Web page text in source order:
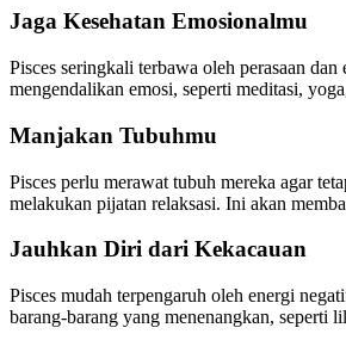
Jaga Kesehatan Emosionalmu
Pisces seringkali terbawa oleh perasaan
mengendalikan emosi, seperti meditasi,
Manjakan Tubuhmu
Pisces perlu merawat tubuh mereka agar
melakukan pijatan relaksasi. Ini akan
Jauhkan Diri dari Kekacauan
Pisces mudah terpengaruh oleh energi
barang-barang yang menenangkan, seperti